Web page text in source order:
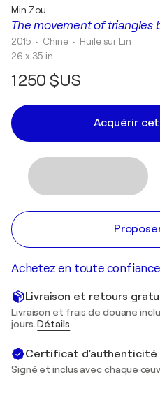
The movement of triangles
Min Zou
2015 • Chine • Huile sur Lin
26 x 35 in
1 250 $US
Acquérir
Achetez en toute confiance
Livraison et retours
Livraison et frais de douane
jours.Détails
Certificat d'authenticité
Signé et inclus avec chaque